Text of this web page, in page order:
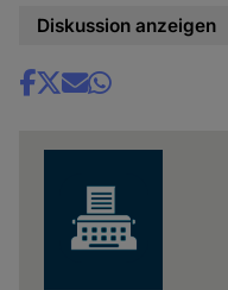
Diskussion anzeigen
Share